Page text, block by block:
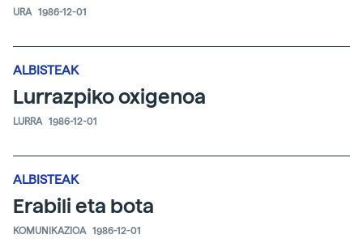
URA 1986-12-01
ALBISTEAK
Lurrazpiko oxigenoa
LURRA 1986-12-01
ALBISTEAK
Erabili eta bota
KOMUNIKAZIOA 1986-12-01